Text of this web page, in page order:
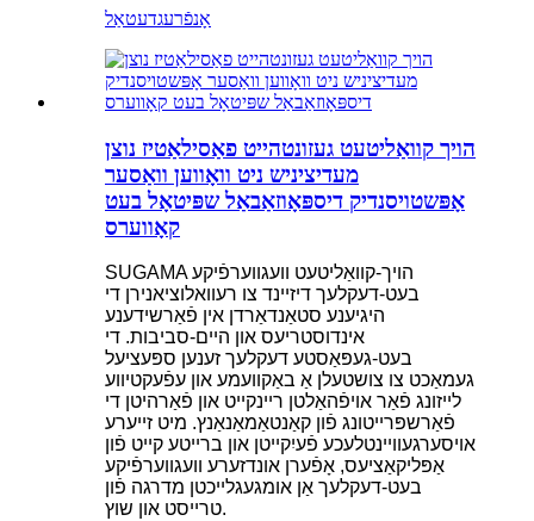
אָנפֿרעגדעטאַל
הויך קוואַליטעט געזונטהייט פאַסילאַטיז נוצן
מעדיציניש ניט וואָווען וואַסער
אָפּשטויסנדיק דיספּאָוזאַבאַל שפּיטאָל בעט
קאָווערס
SUGAMA הויך-קוואַליטעט וועגווערפֿיקע
בעט-דעקלעך דיזיינד צו רעוואלוציאנירן די
היגיענע סטאַנדאַרדן אין פֿאַרשידענע
אינדוסטריעס און היים-סביבות. די
בעט-געפּאַסטע דעקלעך זענען ספּעציעל
געמאַכט צו צושטעלן אַ באַקוועמע און עפֿעקטיווע
לייזונג פֿאַר אויפֿהאַלטן ריינקייט און פֿאַרהיטן די
פֿאַרשפּרייטונג פֿון קאַנטאַמאַנאַנץ. מיט זייערע
אויסערגעוויינטלעכע פֿעיִקייטן און ברייטע קייט פֿון
אַפּליקאַציעס, אָפֿערן אונדזערע וועגווערפֿיקע
בעט-דעקלעך אַן אומגעגלייכטן מדרגה פֿון
טרייסט און שוץ.